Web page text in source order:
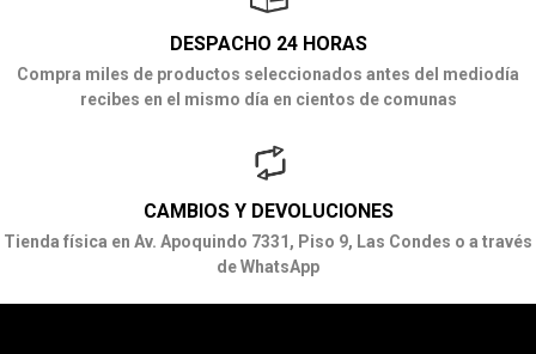
DESPACHO 24 HORAS
Compra miles de productos seleccionados antes del mediodía
recibes en el mismo día en cientos de comunas
CAMBIOS Y DEVOLUCIONES
Tienda física en Av. Apoquindo 7331, Piso 9, Las Condes o a través
de WhatsApp